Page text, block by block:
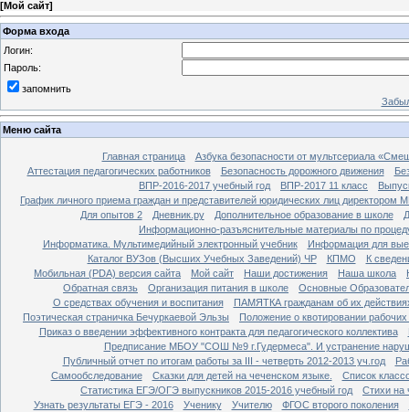
[Мой сайт]
Форма входа
Логин:
Пароль:
запомнить
Меню сайта
Главная страница
Азбука безопасности от мультсериала
Аттестация педагогических работников
Безопасность дорожного движения
ВПР-2016-2017 учебный год
ВПР-2017 11 класс
График личного приема граждан и представителей юридических лиц
Для опытов 2
Дневник.ру Дополнительное образование в школе
Информационно-разъяснительные материалы по
Информатика. Мультимедийный электронный учебник
Информация для
Каталог ВУЗов (Высших Учебных Заведений) ЧР
КПМО
К
Мобильная (PDA) версия сайта
Мой сайт Наши достижения Наша школа
Обратная связь
Организация питания в школе
Основные
О средствах обучения и воспитания
ПАМЯТКА гражданам об их
Поэтическая страничка Бечуркаевой Эльзы
Положение о квотировании
Приказ о введении эффективного контракта для педагогического коллектива
Предписание МБОУ "СОШ №9 г.Гудермеса". И устранение
Публичный отчет по итогам работы за III - четверть 2012-2013 уч.год
Самообследование
Сказки для детей на чеченском языке.
Список
Статистика ЕГЭ/ОГЭ выпускников 2015-2016 учебный год
Стихи на
Узнать результаты ЕГЭ - 2016
Ученику Учителю ФГОС второго поколения